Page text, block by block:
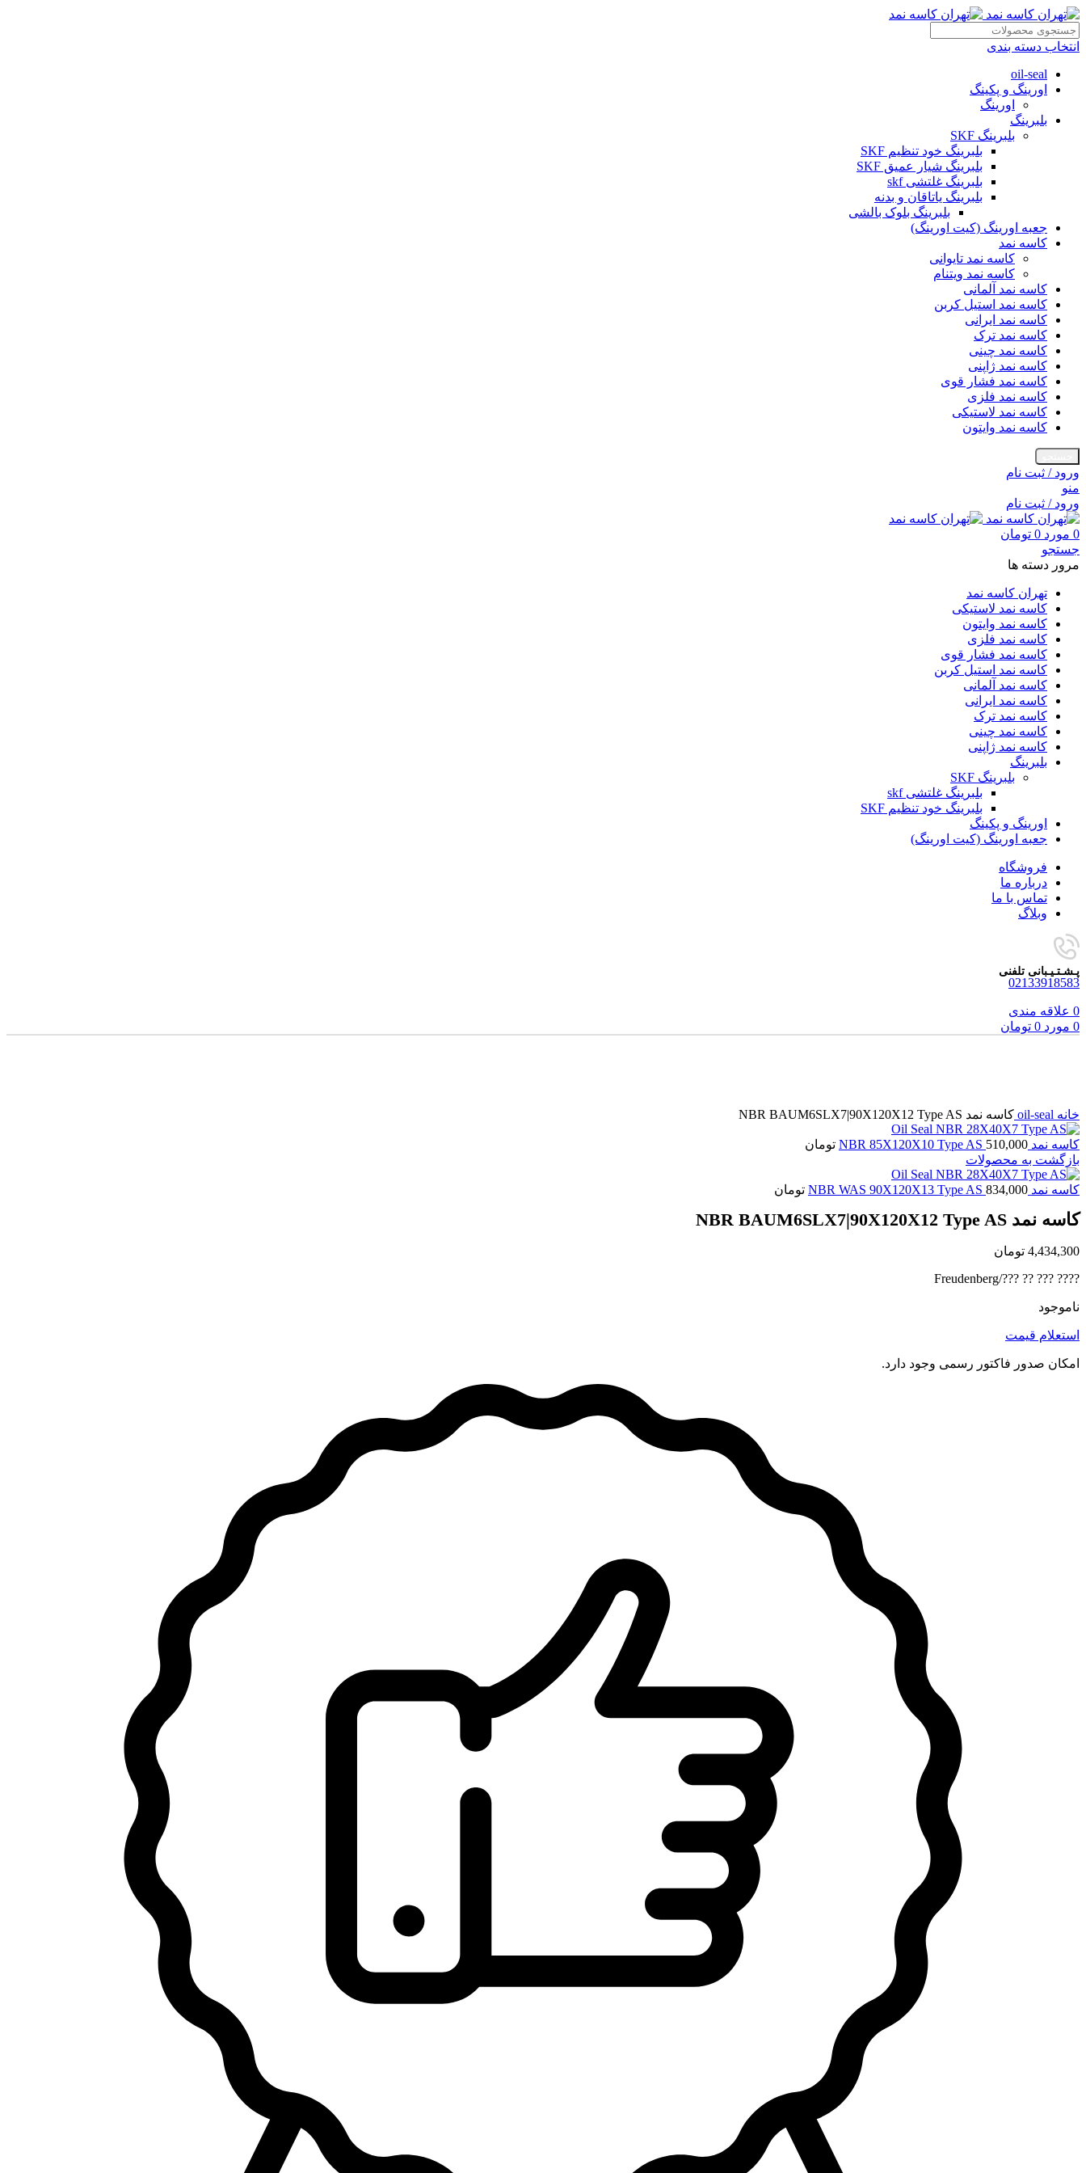
انتخاب دسته بندی
oil-seal
اورینگ و پکینگ
اورینگ
بلبرینگ
بلبرینگ SKF
بلبرینگ خود تنظیم SKF
بلبرینگ شیار عمیق SKF
بلبرینگ غلتشی skf
بلبرینگ یاتاقان و بدنه
بلبرینگ بلوک بالشی
جعبه اورینگ (کیت اورینگ)
کاسه نمد
کاسه نمد تایوانی
کاسه نمد ویتنام
کاسه نمد آلمانی
کاسه نمد استیل کربن
کاسه نمد ایرانی
کاسه نمد ترک
کاسه نمد چینی
کاسه نمد ژاپنی
کاسه نمد فشار قوی
کاسه نمد فلزی
کاسه نمد لاستیکی
کاسه نمد وایتون
ورود / ثبت نام
منو
ورود / ثبت نام
0 مورد 0 تومان
جستجو
مرور دسته ها
تهران کاسه نمد
کاسه نمد لاستیکی
کاسه نمد وایتون
کاسه نمد فلزی
کاسه نمد فشار قوی
کاسه نمد استیل کربن
کاسه نمد آلمانی
کاسه نمد ایرانی
کاسه نمد ترک
کاسه نمد چینی
کاسه نمد ژاپنی
بلبرینگ
بلبرینگ SKF
بلبرینگ غلتشی skf
بلبرینگ خود تنظیم SKF
اورینگ و پکینگ
جعبه اورینگ (کیت اورینگ)
فروشگاه
درباره ما
تماس با ما
وبلاگ
پـشـتـیـبانی تلفنی
02133918583
0 علاقه مندی
0 مورد 0 تومان
خانه oil-seal کاسه نمد NBR BAUM6SLX7|90X120X12 Type AS
کاسه نمد NBR 85X120X10 Type AS 510,000
تومان
بازگشت به محصولات
کاسه نمد NBR WAS 90X120X13 Type AS 834,000 تومان
کاسه نمد NBR BAUM6SLX7|90X120X12 Type AS
4,434,300 تومان
???? ??? ?? ???/Freudenberg
ناموجود
استعلام قیمت
امکان صدور فاکتور رسمی وجود دارد.